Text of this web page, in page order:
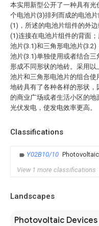
本实用新型公开了一种具有
个电池片(3)排列而成的电池
(1)，所述的电池片组件的外
(1)连接在电池片组件的背面
池片(3.1)和三角形电池片
池片(3.1)单独使用或者结合三
形成不同形状的地砖。采用
池片和三角形电池片的组合
地砖具有了各种各样的形状，
的商业广场或者生活小区的
光伏发电，使发电效率更高。
Classifications
Y02B10/10 Photovoltaic
View 1 more classifications
Landscapes
Photovoltaic Devices